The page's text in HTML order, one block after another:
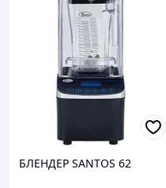
БЛЕНДЕР SANTOS 62